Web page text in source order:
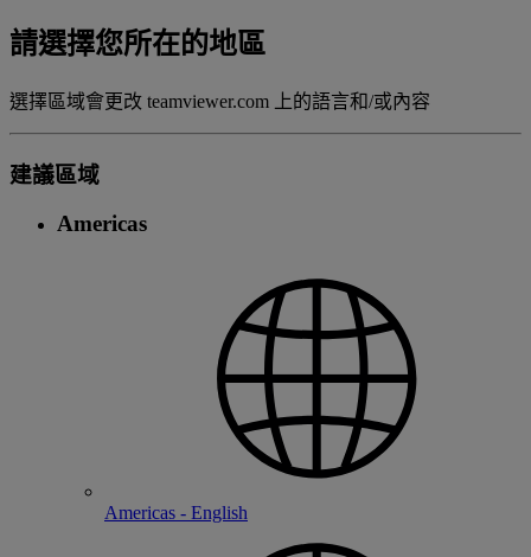
請選擇您所在的地區
選擇區域會更改 teamviewer.com 上的語言和/或內容
建議區域
Americas
Americas - English